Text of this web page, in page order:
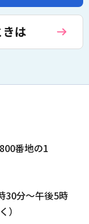
は
番地の1
30分～午後5時
）